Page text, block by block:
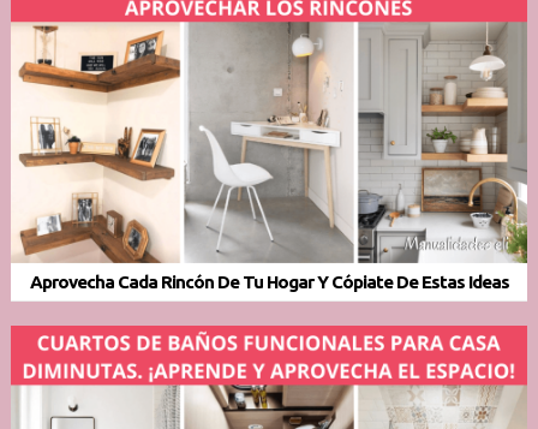
Aprovecha Cada Rincón De Tu Hogar Y Cópiate De Estas Ideas